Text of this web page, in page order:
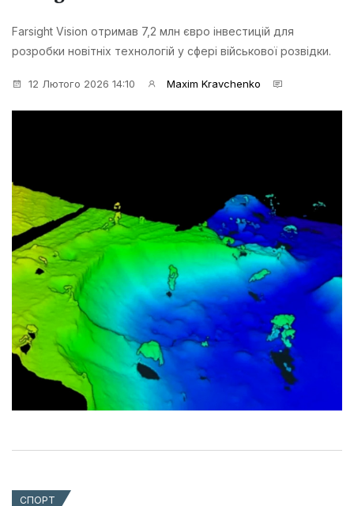
Farsight Vision отримав 7,2 млн євро інвестицій для
розробки новітніх технологій у сфері військової розвідки.
12 Лютого 2026 14:10 Maxim Kravchenko
СПОРТ